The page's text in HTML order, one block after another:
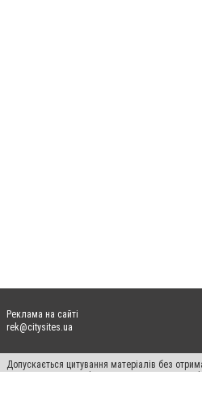
Реклама на сайті
rek@citysites.ua
Допускається цитування матеріалів без
пошукових систем гіперпосилання на